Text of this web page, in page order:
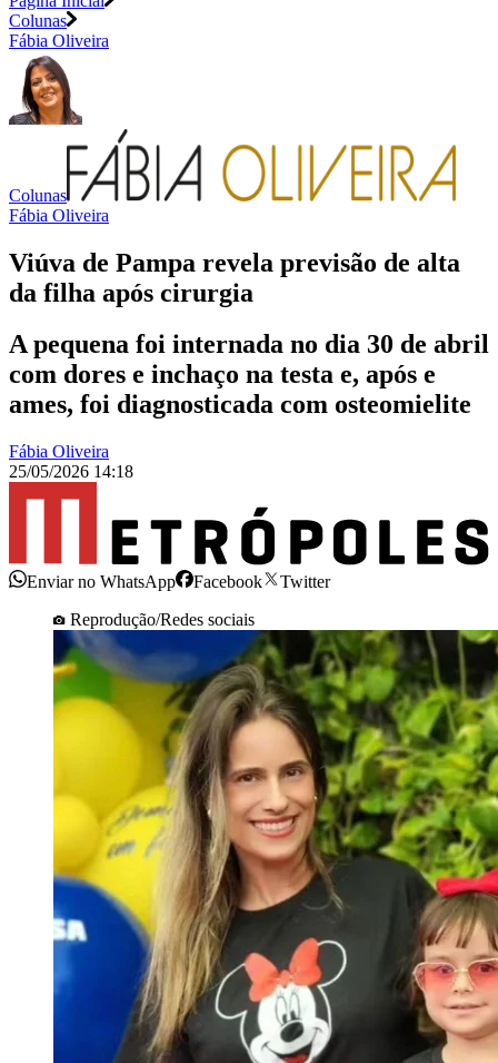
Colunas
Fábia Oliveira
Colunas
Fábia Oliveira
Viúva de Pampa revela previsão de alta
da filha após cirurgia
A pequena foi internada no dia 30 de abril
com dores e inchaço na testa e, após e
ames, foi diagnosticada com osteomielite
Fábia Oliveira
25/05/2026 14:18
Enviar no WhatsApp Facebook
Twitter
Reprodução/Redes sociais